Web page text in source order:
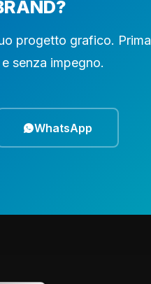
progetto grafico. Prima
senza impegno.
WhatsApp